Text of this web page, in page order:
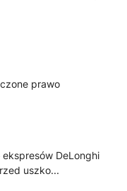
prawo
DeLonghi
uszko...